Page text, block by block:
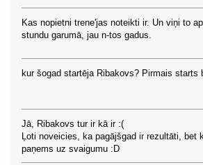
Kas nopietni trene'jas noteikti ir. Un viņi to
stundu garumā, jau n-tos gadus.
kur šogad startēja Ribakovs? Pirmais starts
Jā, Ribakovs tur ir kā ir :(
Ļoti noveicies, ka pagājšgad ir rezultāti, bet
paņems uz svaigumu :D